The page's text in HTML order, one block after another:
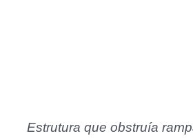
Estrutura que obstruía